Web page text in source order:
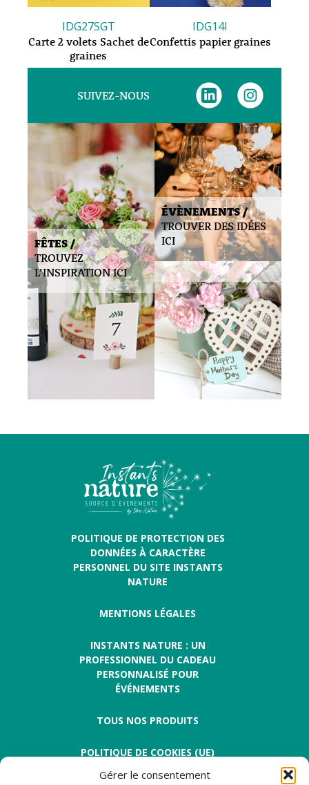
Gérer le consentement
SUIVEZ-NOUS
ÉVÈNEMENTS /
TROUVER DES IDÉES
ICI
FÊTES /
TROUVEZ
L’INSPIRATION ICI
IDG27SGT
Carte 2 volets Sachet de
graines
IDG14I
Confettis papier graines
POLITIQUE DE PROTECTION DES
DONNÉES À CARACTÈRE
PERSONNEL DU SITE INSTANTS
NATURE
MENTIONS LÉGALES
INSTANTS NATURE : UN
PROFESSIONNEL DU CADEAU
PERSONNALISÉ POUR
ÉVÉNEMENTS
TOUS NOS PRODUITS
POLITIQUE DE COOKIES (UE)